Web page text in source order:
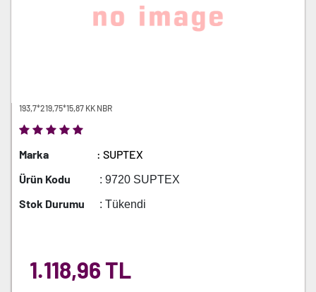
193,7*219,75*15,87 KK NBR
Marka
: SUPTEX
Ürün Kodu
: 9720 SUPTEX
Stok Durumu : Tükendi
1.118,96 TL